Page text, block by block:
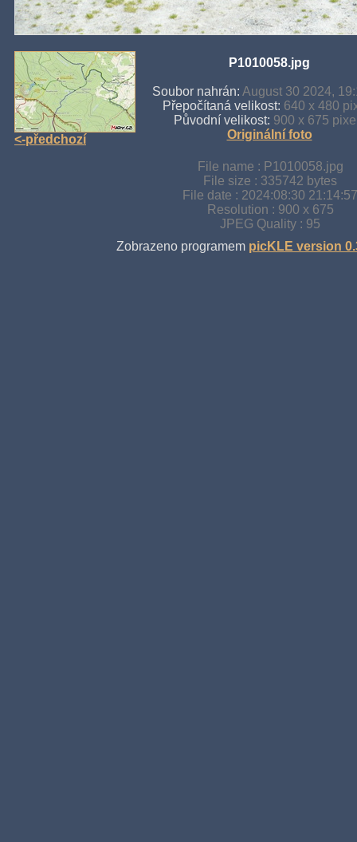
<-předchozí
P1010058.jpg
Soubor nahrán: August 30 2024,
Přepočítaná velikost: 640 x 480
Původní velikost: 900 x 675
Originální foto
File name : P1010058.jpg
File size : 335742 bytes
File date : 2024:08:30 21:14:57
Resolution : 900 x 675
JPEG Quality : 95
Zobrazeno programem picKLE version